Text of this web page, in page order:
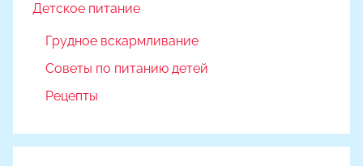
Детское питание
Грудное вскармливание
Советы по питанию детей
Рецепты